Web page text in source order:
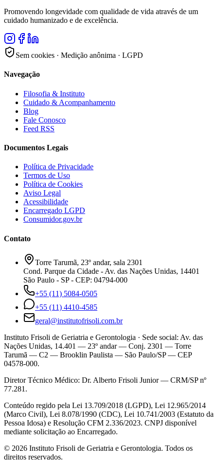
Promovendo longevidade com qualidade de vida através de um
cuidado humanizado e de excelência.
Sem cookies · Medição anônima · LGPD
Navegação
Filosofia & Instituto
Cuidado & Acompanhamento
Blog
Fale Conosco
Feed RSS
Documentos Legais
Política de Privacidade
Termos de Uso
Política de Cookies
Aviso Legal
Acessibilidade
Encarregado LGPD
Consumidor.gov.br
Contato
Torre Tarumã, 23º andar, sala 2301
Cond. Parque da Cidade - Av. das Nações Unidas, 14401
São Paulo - SP - CEP: 04794-000
+55 (11) 5084-0505
+55 (11) 4410-4585
geral@institutofrisoli.com.br
Instituto Frisoli de Geriatria e Gerontologia · Sede social: Av. das
Nações Unidas, 14.401 — 23º andar — Conj. 2301 — Torre
Tarumã — C2 — Brooklin Paulista — São Paulo/SP — CEP
04578-000.
Diretor Técnico Médico: Dr. Alberto Frisoli Junior— CRM/SP nº
77.281 .
Conteúdo regido pela Lei 13.709/2018 (LGPD), Lei 12.965/2014
(Marco Civil), Lei 8.078/1990 (CDC), Lei 10.741/2003 (Estatuto da
Pessoa Idosa) e Resolução CFM 2.336/2023. CNPJ disponível
mediante solicitação ao Encarregado.
© 2026 Instituto Frisoli de Geriatria e Gerontologia. Todos os
direitos reservados.